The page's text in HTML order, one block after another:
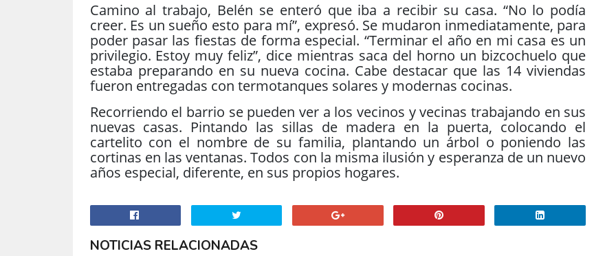
Camino al trabajo, Belén se enteró que iba a recibir su casa. “No lo podía
creer. Es un sueño esto para mí”, expresó. Se mudaron inmediatamente, para
poder pasar las fiestas de forma especial. “Terminar el año en mi casa es un
privilegio. Estoy muy feliz”, dice mientras saca del horno un bizcochuelo que
estaba preparando en su nueva cocina. Cabe destacar que las 14 viviendas
fueron entregadas con termotanques solares y modernas cocinas.
Recorriendo el barrio se pueden ver a los vecinos y vecinas trabajando en sus
nuevas casas. Pintando las sillas de madera en la puerta, colocando el
cartelito con el nombre de su familia, plantando un árbol o poniendo las
cortinas en las ventanas. Todos con la misma ilusión y esperanza de un nuevo
años especial, diferente, en sus propios hogares.
NOTICIAS RELACIONADAS